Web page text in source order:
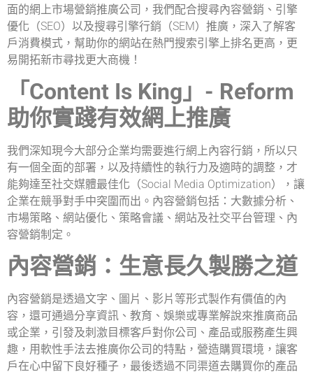
面的網上市場營銷推廣公司，我們配合搜尋內容營銷、引擎
優化（SEO）以及搜尋引擎行銷（SEM）推廣，深入了解客
戶消費模式，幫助你的網站在熱門搜索引擎上排名更高，更
易開拓新市尋找更大商機！
「Content Is King」- Reform
助你實踐有效網上推廣
我們深知現今大部分企業均需要進行網上內容行銷，所以只
有一個全面的部署，以及持續性的執行力及適時的調整，才
能夠達至社交媒體最佳化（Social Media Optimization），讓
企業在競爭對手中突圍而出。內容營銷包括：大數據分析、
市場策略、網站優化、策略會議、網站及社交平台管理、內
容營銷制定。
內容營銷：生意長久製勝之道
內容營銷是透過文字、圖片、影片等形式製作有價值的內
容，還可通過分享資訊、教育、娛樂或專業解說來推廣商品
或企業，引發及刺激目標客戶對你公司、產品或服務產生興
趣，用軟性手法去推廣你公司的特點，營造購買環境，讓客
戶在心中留下良好種子，最後透過不同渠道去購買你的產品